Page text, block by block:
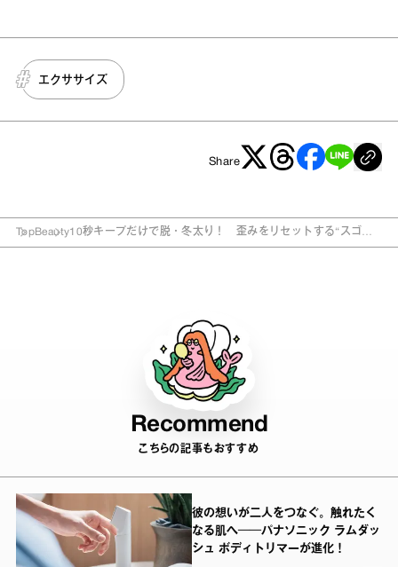
エクササイズ
Share
TopBeauty10秒キープだけで脱・冬太り！ 歪みをリセットする“スゴレ
Recommend
こちらの記事もおすすめ
彼の想いが二人をつなぐ。触れたく
なる肌へ──パナソニック ラムダッ
シュ ボディトリマーが進化！